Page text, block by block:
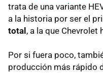
trata de una variante
a la historia por ser el
total, a la que Chevrolet
Por si fuera poco,
producción más rápido